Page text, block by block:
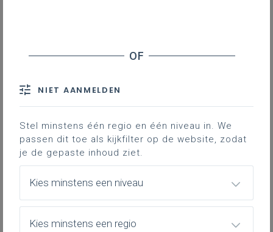
Gekoppelde leerplannen
Samenhang met de tweede
NIET AANMELDEN
Stel minstens één regio en één niveau in. We
passen dit toe als kijkfilter op de website, zodat
je de gepaste inhoud ziet.
Kies minstens een niveau
Kies minstens een regio